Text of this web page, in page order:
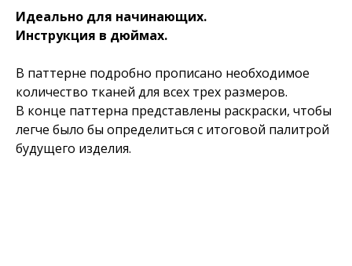
Идеально для начинающих.
Инструкция в дюймах.
В паттерне подробно прописано необходимое
количество тканей для всех трех размеров.
В конце паттерна представлены раскраски, чтобы
легче было бы определиться с итоговой палитрой
будущего изделия.